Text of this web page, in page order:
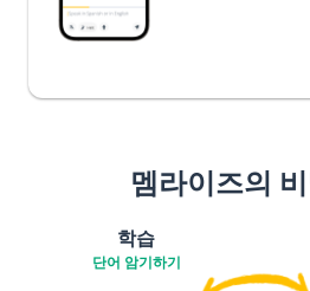
멤라이즈의
학습
단어 암기하기